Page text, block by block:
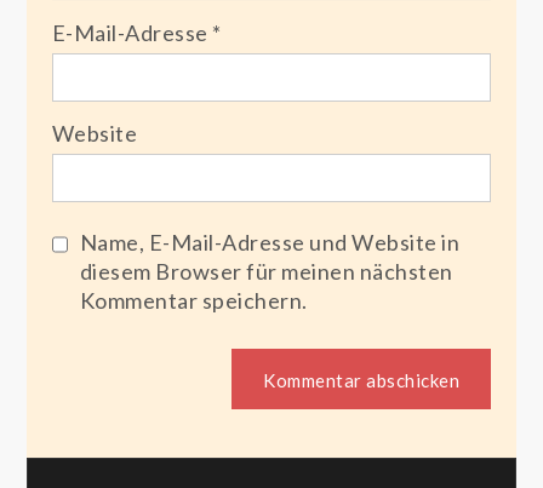
E-Mail-Adresse *
Website
Name, E-Mail-Adresse und Website in
diesem Browser für meinen nächsten
Kommentar speichern.